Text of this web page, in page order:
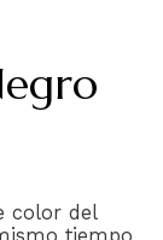
color del
tiempo